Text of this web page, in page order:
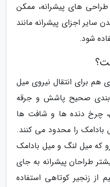
های پیشرانه، ممکن
سایر اجزای پیشرانه مانند
شود.
هم برای انتقال نیروی میل
بندی صحیح پاشش و جرقه
چرخ دنده ها و شافت ها
را محدود می کنند.
که میل لنگ و میل بادامک
طراحان پیشرانه به جای
از زنجیر کوتاهی استفاده